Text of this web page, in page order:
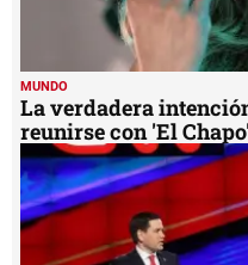
MUNDO
La verdadera
reunirse con 'El